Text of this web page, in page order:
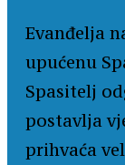
Evanđelja
upućenu
Spasitelj
postavlja
prihvaća